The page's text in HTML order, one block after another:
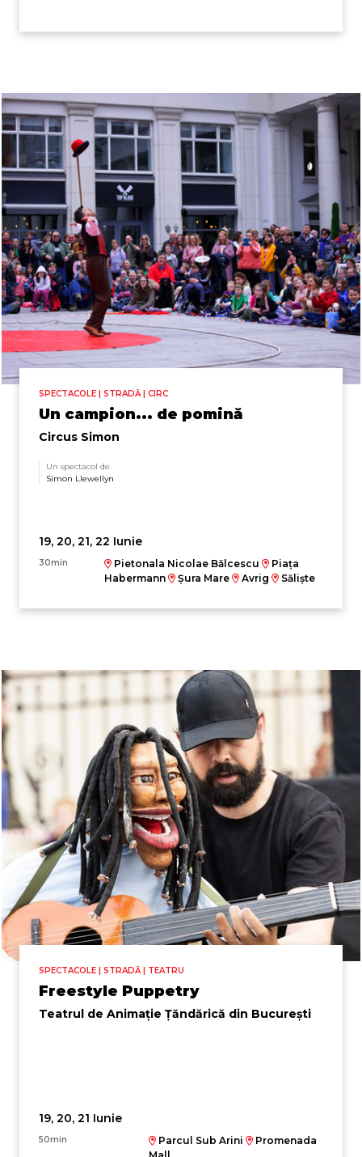
SPECTACOLE | STRADĂ | CIRC
Un campion... de pomină
Circus Simon
Un spectacol de
Simon Llewellyn
19, 20, 21, 22 Iunie
30min Pietonala Nicolae Bălcescu
Piața
Habermann
Șura Mare Avrig Săliște
SPECTACOLE | STRADĂ | TEATRU
Freestyle Puppetry
Teatrul de Animație Țăndărică din București
19, 20, 21 Iunie
50min Parcul Sub Arini
Promenada